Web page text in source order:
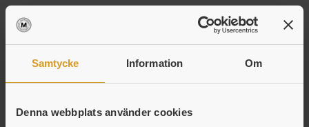
Samtycke Information Om
Denna webbplats använder cookies